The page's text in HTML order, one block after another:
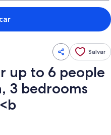
Salvar
up to 6 people
3 bedrooms